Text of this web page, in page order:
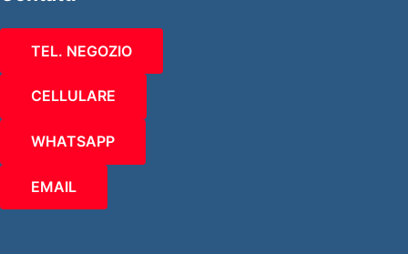
TEL. NEGOZIO
CELLULARE
WHATSAPP
EMAIL